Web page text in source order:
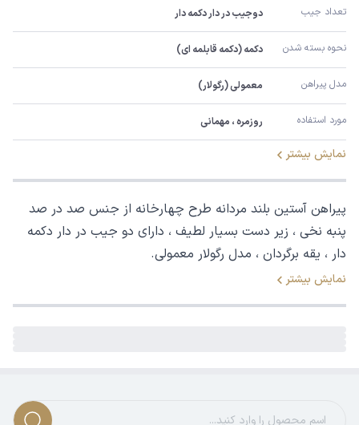
تعداد جیب دوجیب در دار دکمه دار
نحوه بسته شدن دکمه (دکمه قابلمه ای)
مدل پیراهن معمولی (رگولار)
مورد استفاده روزمره ، مهمانی
نمایش بیشتر
پیراهن آستین بلند مردانه طرح چهارخانه از جنس صد در صد
پنبه نخی ، زیر دست بسیار لطیف ، دارای دو جیب در دار دکمه
دار ، یقه برگردان ، مدل رگولار معمولی.
نمایش بیشتر